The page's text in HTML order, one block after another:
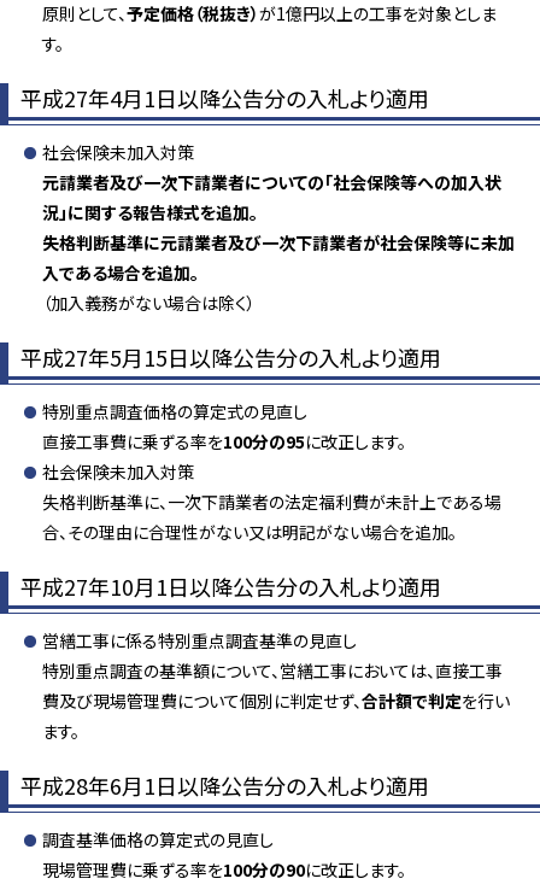
原則として、予定価格（税抜き）が1億円以上の工事を対象としま
す。
平成27年4月1日以降公告分の入札より適用
社会保険未加入対策
元請業者及び一次下請業者についての「社会保険等への加入状
況」に関する報告様式を追加。
失格判断基準に元請業者及び一次下請業者が社会保険等に未加
入である場合を追加。
（加入義務がない場合は除く）
平成27年5月15日以降公告分の入札より適用
特別重点調査価格の算定式の見直し
直接工事費に乗ずる率を100分の95に改正します。
社会保険未加入対策
失格判断基準に、一次下請業者の法定福利費が未計上である場
合、その理由に合理性がない又は明記がない場合を追加。
平成27年10月1日以降公告分の入札より適用
営繕工事に係る特別重点調査基準の見直し
特別重点調査の基準額について、営繕工事においては、直接工事
費及び現場管理費について個別に判定せず、合計額で判定を行い
ます。
平成28年6月1日以降公告分の入札より適用
調査基準価格の算定式の見直し
現場管理費に乗ずる率を100分の90に改正します。